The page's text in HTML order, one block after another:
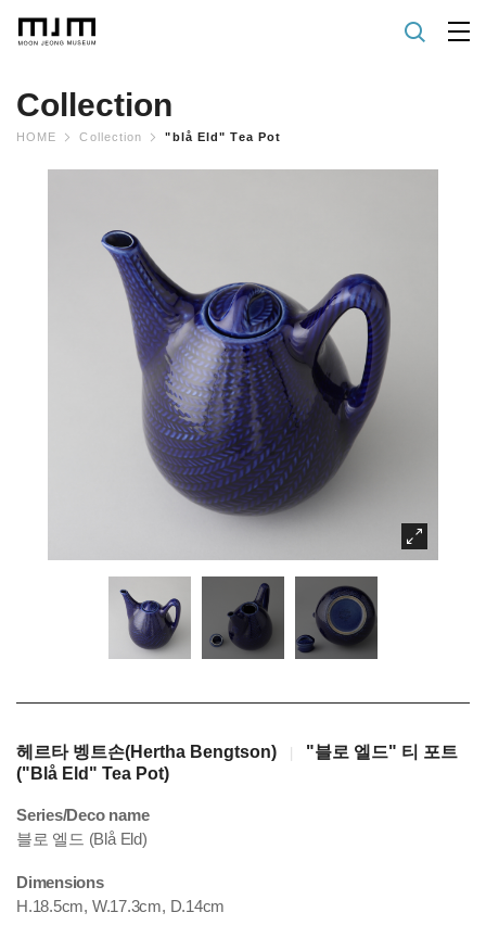
Collection
HOME Collection "blå Eld" Tea Pot
헤르타 벵트손(Hertha Bengtson)
"블로 엘드" 티 포트
("Blå Eld" Tea Pot)
Series/Deco name
블로 엘드 (Blå Eld)
Dimensions
H.18.5cm, W.17.3cm, D.14cm